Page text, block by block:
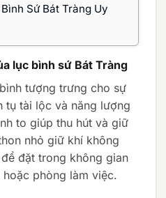
Sứ Bát Tràng Uy
lục bình sứ Bát Tràng
tượng trưng cho sự
tụ tài lộc và năng lượng
to giúp thu hút và giữ
nhỏ giữ khí không
đặt trong không gian
phòng làm việc.